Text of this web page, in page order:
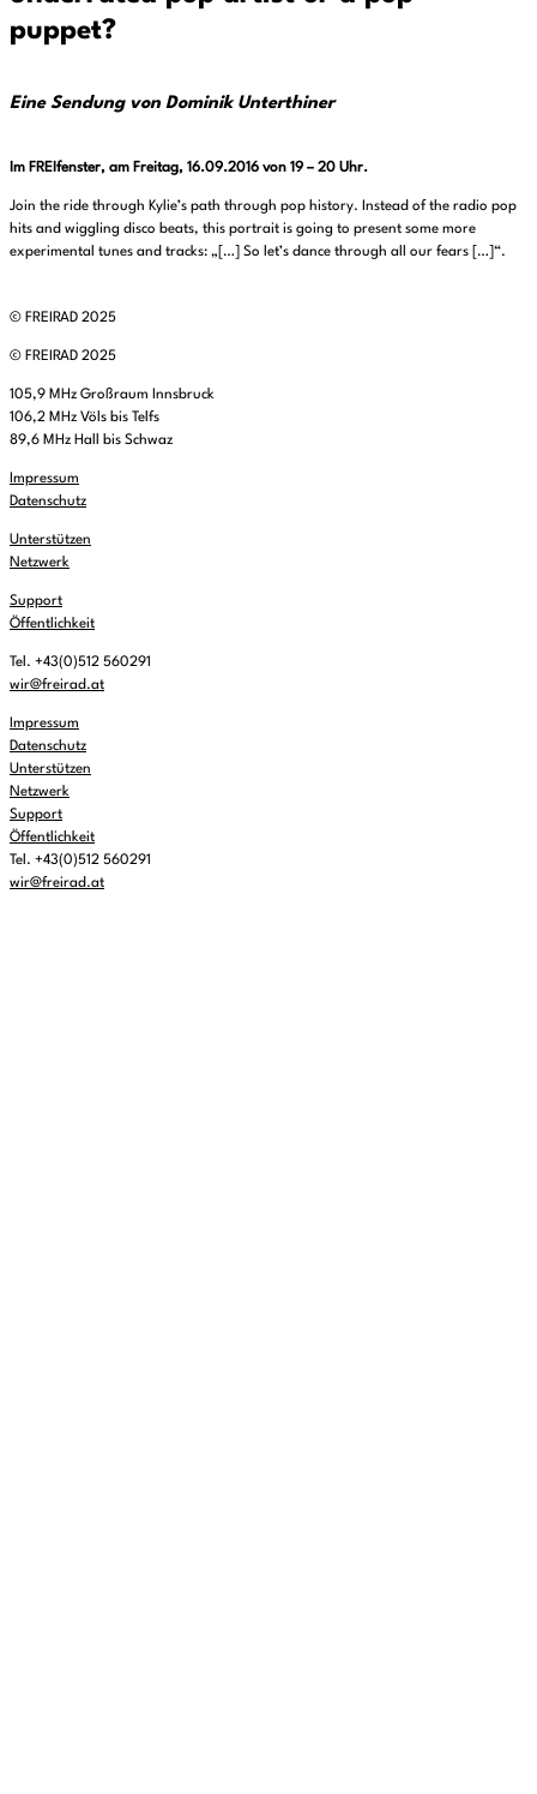
puppet?
Eine Sendung von Dominik Unterthiner
Im FREIfenster, am Freitag, 16.09.2016 von 19 – 20 Uhr.
Join the ride through Kylie’s path through pop history. Instead of the radio pop
hits and wiggling disco beats, this portrait is going to present some more
experimental tunes and tracks: „[…] So let’s dance through all our fears […]“.
© FREIRAD 2025
© FREIRAD 2025
105,9 MHz Großraum Innsbruck
106,2 MHz Völs bis Telfs
89,6 MHz Hall bis Schwaz
Impressum
Datenschutz
Unterstützen
Netzwerk
Support
Öffentlichkeit
Tel. +43(0)512 560291
wir@freirad.at
Impressum
Datenschutz
Unterstützen
Netzwerk
Support
Öffentlichkeit
Tel. +43(0)512 560291
wir@freirad.at